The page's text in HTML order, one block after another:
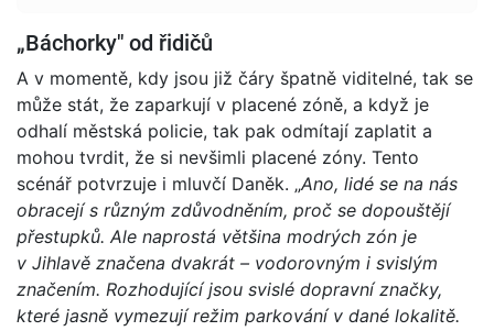
„Báchorky" od řidičů
A v momentě, kdy jsou již čáry špatně viditelné, tak se
může stát, že zaparkují v placené zóně, a když je
odhalí městská policie, tak pak odmítají zaplatit a
mohou tvrdit, že si nevšimli placené zóny. Tento
scénář potvrzuje i mluvčí Daněk. „Ano, lidé se na nás
obracejí s různým zdůvodněním, proč se dopouštějí
přestupků. Ale naprostá většina modrých zón je
v Jihlavě značena dvakrát – vodorovným i svislým
značením. Rozhodující jsou svislé dopravní značky,
které jasně vymezují režim parkování v dané lokalitě.